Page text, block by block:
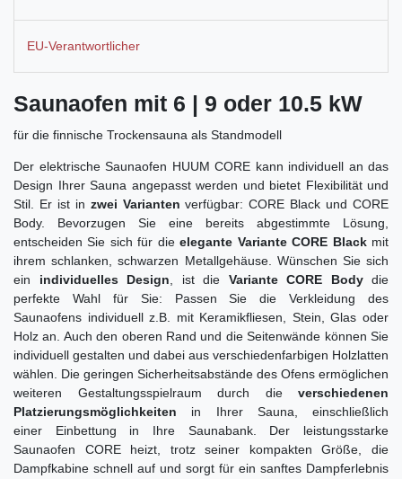
EU-Verantwortlicher
Saunaofen mit 6 | 9 oder 10.5 kW
für die finnische Trockensauna als Standmodell
Der elektrische Saunaofen HUUM CORE kann individuell an das
Design Ihrer Sauna angepasst werden und bietet Flexibilität und
Stil. Er ist in zwei Varianten verfügbar: CORE Black und CORE
Body. Bevorzugen Sie eine bereits abgestimmte Lösung,
entscheiden Sie sich für dieelegante Variante CORE Blackmit
ihrem schlanken, schwarzen Metallgehäuse. Wünschen Sie sich
ein individuelles Design, ist die Variante CORE Bodydie
perfekte Wahl für Sie: Passen Sie die Verkleidung des
Saunaofens individuell z.B. mit Keramikfliesen, Stein, Glas oder
Holz an. Auch den oberen Rand und die Seitenwände können Sie
individuell gestalten und dabei aus verschiedenfarbigen Holzlatten
wählen. Die geringen Sicherheitsabstände des Ofens ermöglichen
weiteren Gestaltungsspielraum durch die verschiedenen
Platzierungsmöglichkeiten in Ihrer Sauna, einschließlich
einer Einbettung in Ihre Saunabank. Der leistungsstarke
Saunaofen CORE heizt, trotz seiner kompakten Größe, die
Dampfkabine schnell auf und sorgt für ein sanftes Dampferlebnis